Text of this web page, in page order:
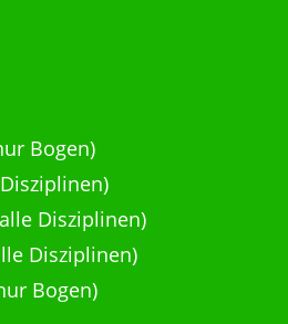
Bogen)
Disziplinen)
Disziplinen)
Bogen)